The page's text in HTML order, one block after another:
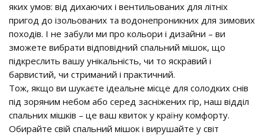
яких умов: від дихаючих і вентильованих для літніх
пригод до ізольованих та водонепроникних для зимових
походів. І не забули ми про кольори і дизайни – ви
зможете вибрати відповідний спальний мішок, що
підкреслить вашу унікальність, чи то яскравий і
барвистий, чи стриманий і практичний.
Тож, якщо ви шукаєте ідеальне місце для солодких снів
під зоряним небом або серед засніжених гір, наш відділ
спальних мішків – це ваш квиток у країну комфорту.
Обирайте свій спальний мішок і вирушайте у світ